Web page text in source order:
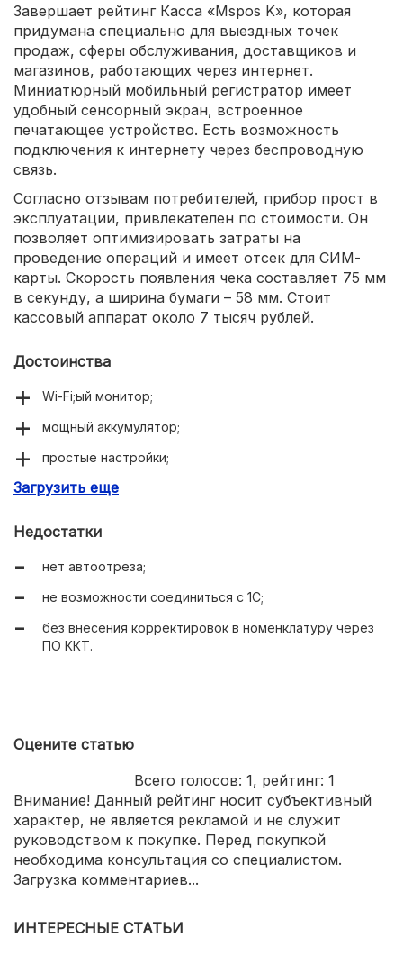
Завершает рейтинг Касса «Mspos K», которая
придумана специально для выездных точек
продаж, сферы обслуживания, доставщиков и
магазинов, работающих через интернет.
Миниатюрный мобильный регистратор имеет
удобный сенсорный экран, встроенное
печатающее устройство. Есть возможность
подключения к интернету через беспроводную
связь.
Согласно отзывам потребителей, прибор прост в
эксплуатации, привлекателен по стоимости. Он
позволяет оптимизировать затраты на
проведение операций и имеет отсек для СИМ-
карты. Скорость появления чека составляет 75 мм
в секунду, а ширина бумаги – 58 мм. Стоит
кассовый аппарат около 7 тысяч рублей.
Достоинства
Wi-Fi;ый монитор;
мощный аккумулятор;
простые настройки;
СИМ-карта;
Загрузить еще
Недостатки
нет автоотреза;
не возможности соединиться с 1С;
без внесения корректировок в номенклатуру через
ПО ККТ.
Оцените статью
Всего голосов: 1, рейтинг: 1
Внимание! Данный рейтинг носит субъективный
характер, не является рекламой и не служит
руководством к покупке. Перед покупкой
необходима консультация со специалистом.
Загрузка комментариев...
ИНТЕРЕСНЫЕ СТАТЬИ